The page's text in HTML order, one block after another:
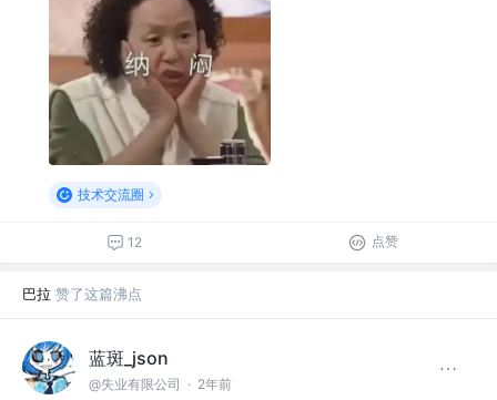
技术交流圈
12 点赞
巴拉 赞了这篇沸点
蓝斑_json
@失业有限公司 · 2年前